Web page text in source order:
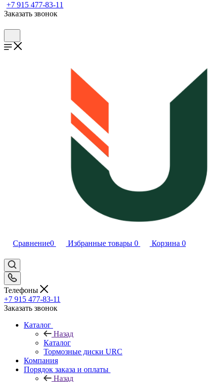
+7 915 477-83-11
Заказать звонок
Сравнение0 Избранные товары 0 Корзина 0
Телефоны
+7 915 477-83-11
Заказать звонок
Каталог
Назад
Каталог
Тормозные диски URC
Компания
Порядок заказа и оплаты
Назад